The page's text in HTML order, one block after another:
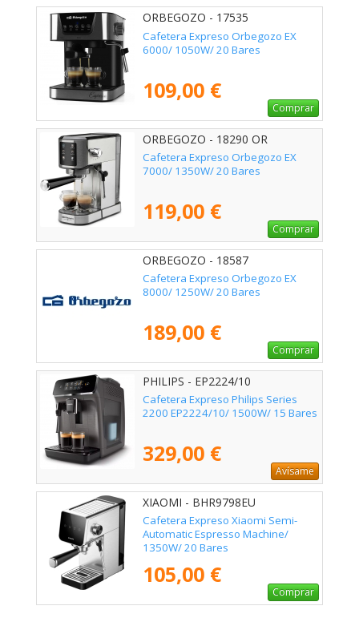
ORBEGOZO - 17535
Cafetera Expreso Orbegozo EX
6000/ 1050W/ 20 Bares
109,00 €
Comprar
ORBEGOZO - 18290 OR
Cafetera Expreso Orbegozo EX
7000/ 1350W/ 20 Bares
119,00 €
Comprar
ORBEGOZO - 18587
Cafetera Expreso Orbegozo EX
8000/ 1250W/ 20 Bares
189,00 €
Comprar
PHILIPS - EP2224/10
Cafetera Expreso Philips Series
2200 EP2224/10/ 1500W/ 15 Bares
329,00 €
Avísame
XIAOMI - BHR9798EU
Cafetera Expreso Xiaomi Semi-
Automatic Espresso Machine/
1350W/ 20 Bares
105,00 €
Comprar